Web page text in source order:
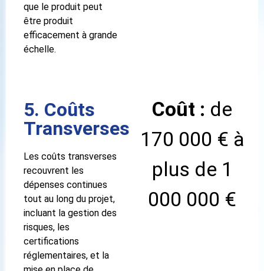
que le produit peut
être produit
efficacement à grande
échelle.
5. Coûts
Transverses
Les coûts transverses
recouvrent les
dépenses continues
tout au long du projet,
incluant la gestion des
risques, les
certifications
réglementaires, et la
Coût : de
170 000 € à
plus de 1
000 000 €